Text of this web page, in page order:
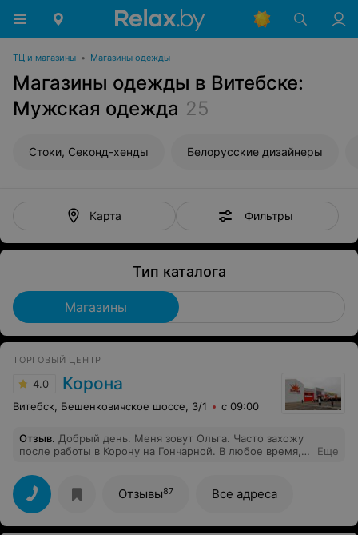
ТЦ и магазины • Магазины одежды
Магазины одежды в Витебске:
Мужская одежда 25
Стоки, Секонд-хенды Белорусские дизайнеры
Карта Фильтры
Тип каталога
Магазины
ТОРГОВЫЙ ЦЕНТР
4.0 Корона
Витебск, Бешенковичское шоссе, 3/1 с 09:00
Отзыв. Добрый день. Меня зовут Ольга. Часто захожу
после работы в Корону на Гончарной. В любое время,
продавец на мясной отдел (сырой и готовой
продукции), рыбный, кулинарию. Четыре очереди,
стоишь по 20 минут, ждешь продавца. Вечная
проблема и в 17.00, и в 20.00, и в 10.00, т.е. в любое
время. Прошу администрацию рассмотреть это вопрос
Еще
Отзывы87 Все адреса